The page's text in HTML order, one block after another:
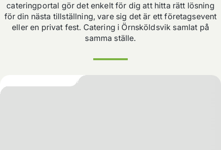
cateringportal gör det enkelt för dig att hitta rätt lösning
för din nästa tillställning, vare sig det är ett företagsevent
eller en privat fest. Catering i Örnsköldsvik samlat på
samma ställe.